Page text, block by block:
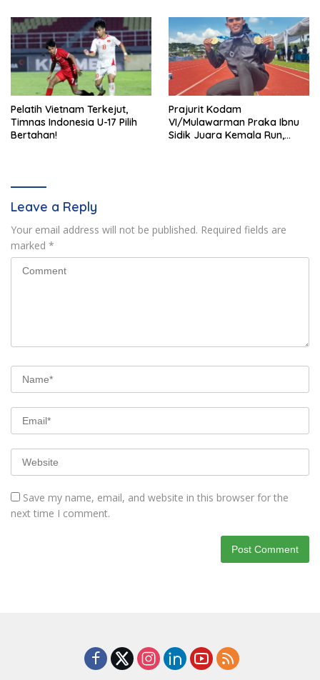
Pelatih Vietnam Terkejut,
Timnas Indonesia U-17 Pilih
Bertahan!
Prajurit Kodam
VI/Mulawarman Praka Ibnu
Sidik Juara Kemala Run,
Leave a Reply
Your email address will not be published. Required fields are
marked *
Save my name, email, and website in this browser for the
next time I comment.